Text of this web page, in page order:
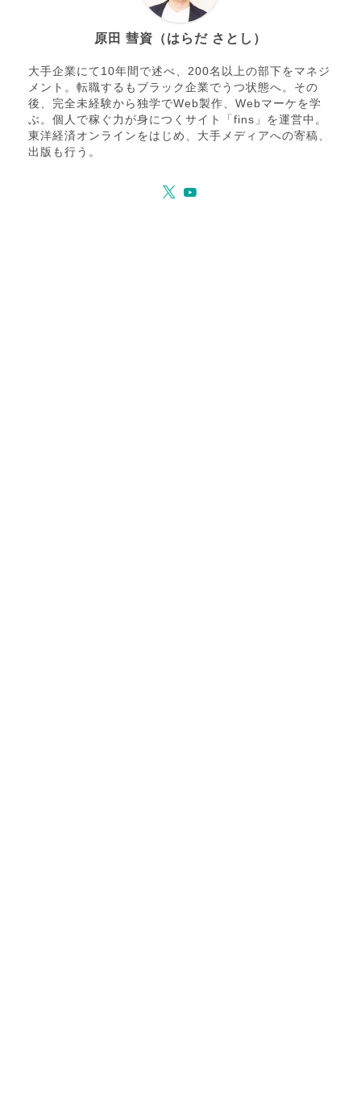
原田 彗資（はらだ さとし）
大手企業にて10年間で述べ、200名以上の部下をマネジ
メント。転職するもブラック企業でうつ状態へ。その
後、完全未経験から独学でWeb製作、Webマーケを学
ぶ。個人で稼ぐ力が身につくサイト「fins」を運営中。
東洋経済オンラインをはじめ、大手メディアへの寄稿、
出版も行う。